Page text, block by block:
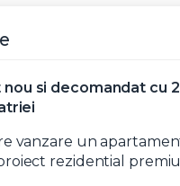
si decomandat cu
vanzare un
rezidential